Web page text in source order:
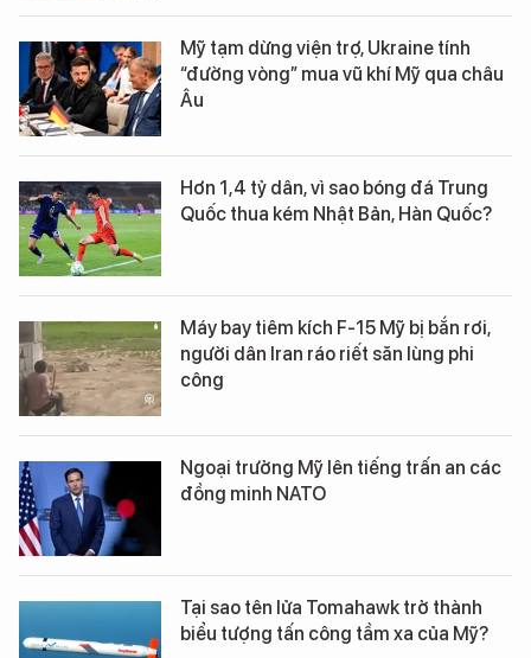
Mỹ tạm dừng viện trợ, Ukraine tính
“đường vòng” mua vũ khí Mỹ qua châu
Âu
Hơn 1,4 tỷ dân, vì sao bóng đá Trung
Quốc thua kém Nhật Bản, Hàn Quốc?
Máy bay tiêm kích F-15 Mỹ bị bắn rơi,
người dân Iran ráo riết săn lùng phi
công
Ngoại trưởng Mỹ lên tiếng trấn an các
đồng minh NATO
Tại sao tên lửa Tomahawk trở thành
biểu tượng tấn công tầm xa của Mỹ?